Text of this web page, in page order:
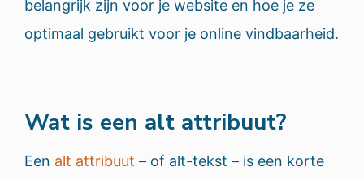
belangrijk zijn voor je website en hoe je ze
optimaal gebruikt voor je online vindbaarheid.
Wat is een alt attribuut?
Een alt attribuut – of alt-tekst – is een korte